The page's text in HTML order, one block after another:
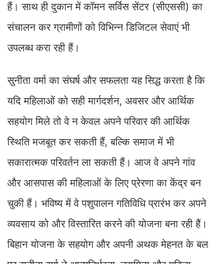
हैं। साथ ही दुकान में कॉमन सर्विस सेंटर (सीएससी) का
संचालन कर ग्रामीणों को विभिन्न डिजिटल सेवाएं भी
उपलब्ध करा रही हैं।
सुनीता वर्मा का संघर्ष और सफलता यह सिद्ध करता है कि
यदि महिलाओं को सही मार्गदर्शन, अवसर और आर्थिक
सहयोग मिले तो वे न केवल अपने परिवार की आर्थिक
स्थिति मजबूत कर सकती हैं, बल्कि समाज में भी
सकारात्मक परिवर्तन ला सकती हैं। आज वे अपने गांव
और आसपास की महिलाओं के लिए प्रेरणा का केंद्र बन
चुकी हैं। भविष्य में वे पशुपालन गतिविधि प्रारंभ कर अपने
व्यवसाय को और विस्तारित करने की योजना बना रही हैं।
बिहान योजना के सहयोग और अपनी अथक मेहनत के बल